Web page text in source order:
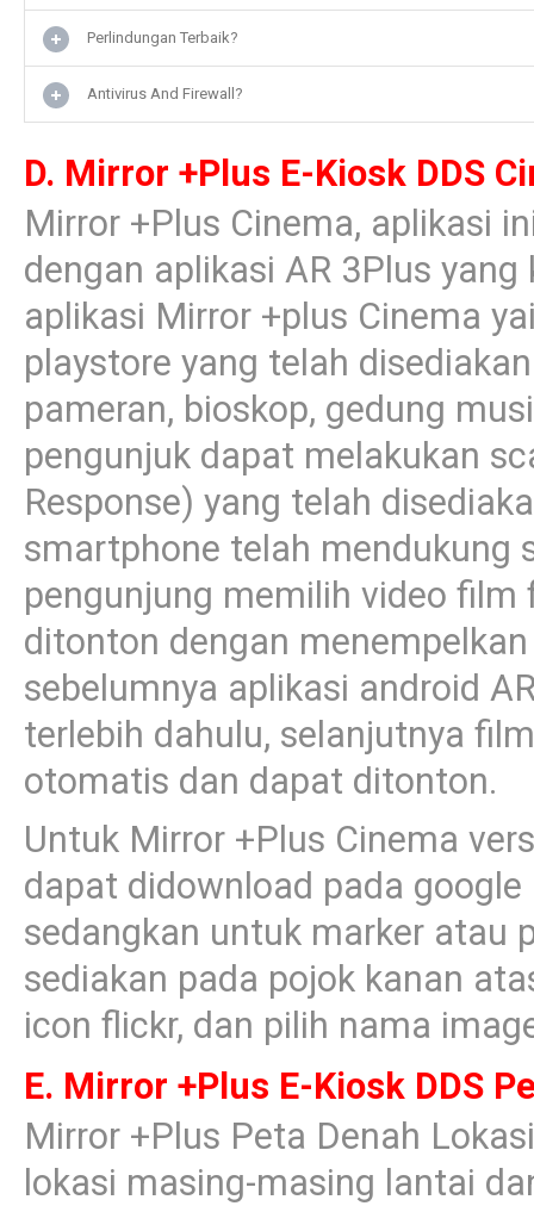
Perlindungan Terbaik?
Antivirus And Firewall?
D. Mirror +Plus E-Kiosk DDS
Mirror +Plus Cinema, aplikasi
dengan aplikasi AR 3Plus
aplikasi Mirror +plus Cinema
playstore yang telah
pameran, bioskop, gedung
pengunjuk dapat melakukan
Response) yang telah
smartphone telah mendukung
pengunjung memilih video
ditonton dengan
sebelumnya aplikasi android
terlebih dahulu, selanjutnya
otomatis dan dapat ditonton.
Untuk Mirror +Plus Cinema
dapat didownload pada
sedangkan untuk marker atau
sediakan pada pojok kanan
icon flickr, dan pilih nama
E. Mirror +Plus E-Kiosk DDS
Mirror +Plus Peta Denah
lokasi masing-masing lantai